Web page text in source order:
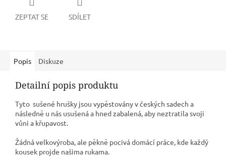
ZEPTAT SE SDÍLET
Popis Diskuze
Detailní popis produktu
Tyto sušené hrušky jsou vypěstovány v českých sadech a
následně u nás usušená a hned zabalená, aby neztratila svoji
vůni a křupavost.
Žádná velkovýroba, ale pěkně pocivá domácí práce, kde každý
kousek projde našima rukama.